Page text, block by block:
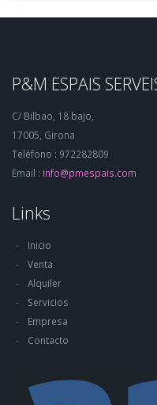
P&M ESPAIS
C/ Bilbao, 18 bajo,
17005, Girona
Teléfono : 972282809
Email : info@pmespais.com
Links
Inicio
Venta
Alquiler
Servicios
Empresa
Contacto